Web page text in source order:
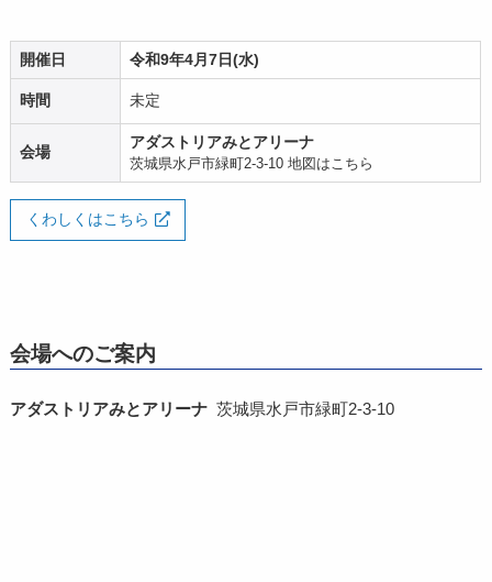
開催日 令和9年4月7日(水)
時間 未定
会場
アダストリアみとアリーナ
茨城県水戸市緑町2-3-10 地図はこちら
くわしくはこちら
会場へのご案内
アダストリアみとアリーナ 茨城県水戸市緑町2-3-10